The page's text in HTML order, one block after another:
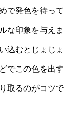
で発色を待って
な印象を与えま
込むとじょじょ
でこの色を出す
取るのがコツで